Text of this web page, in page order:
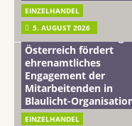
EINZELHANDEL
5. AUGUST 2026
mehr vom leben tag:
Österreich fördert
ehrenamtliches
Engagement der
Mitarbeitenden in
Blaulicht-
EINZELHANDEL